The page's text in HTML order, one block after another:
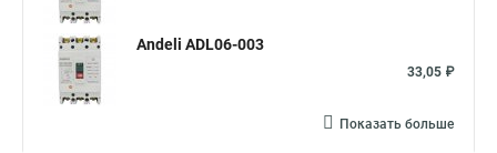
Andeli ADL06-003
33,05 ₽
Показать больше